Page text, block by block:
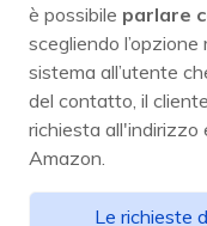
è possibile parlare
scegliendo
sistema all’utente
del contatto, il
richiesta all'indirizzo
Amazon.
Le richieste